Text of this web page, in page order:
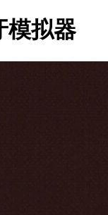
模拟器